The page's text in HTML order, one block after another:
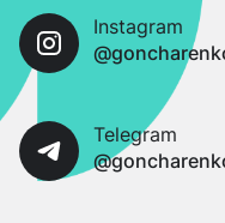
Instagram
Telegram